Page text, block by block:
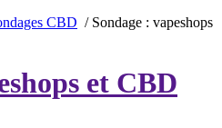
CBD / Sondage : vapeshops
et CBD